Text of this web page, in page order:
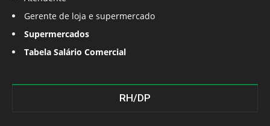
Gerente de loja e supermercado
Supermercados
Tabela Salário Comercial
RH/DP